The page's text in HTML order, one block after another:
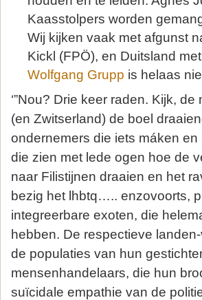
Kaasstolpers worden
Wij kijken vaak met afgunst
Kickl (FPÖ), en Duitsland
Wolfgang Grupp is helaas
‘”Nou? Drie keer raden. Kijk,
(en Zwitserland) de boel
ondernemers die iets máken
die zien met lede ogen hoe de
naar Filistijnen draaien en het
bezig het lhbtq….. enzovoorts,
integreerbare exoten, die
hebben. De respectieve
de populaties van hun
mensenhandelaars, die hun
suïcidale empathie van de